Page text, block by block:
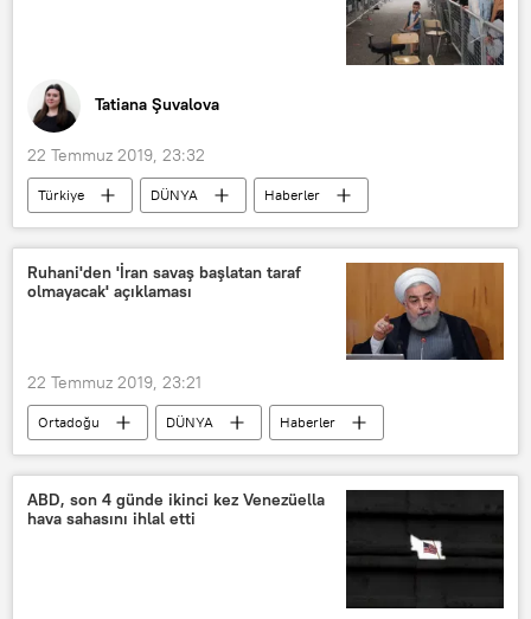
Tatiana Şuvalova
22 Temmuz 2019, 23:32
Türkiye DÜNYA
Haberler
GÖRÜŞ
İstanbul Valiliği
Nadein-Rayevskiy
TÜRKİYE
Suriyeli sığınmacılar
Ruhani'den 'İran savaş başlatan taraf
olmayacak' açıklaması
22 Temmuz 2019, 23:21
Ortadoğu DÜNYA
Haberler
Irak
İran
İran Cumhurbaşkanı Hasan Ruhani
ABD
ABD, son 4 günde ikinci kez Venezüella
hava sahasını ihlal etti